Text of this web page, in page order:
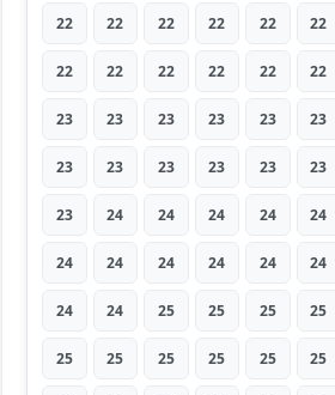
22 22 22 22 22 22
22 22 22 22 22 22
23 23 23 23 23 23
23 23 23 23 23 23
23 24 24 24 24 24
24 24 24 24 24 24
24 24 25 25 25 25
25 25 25 25 25 25